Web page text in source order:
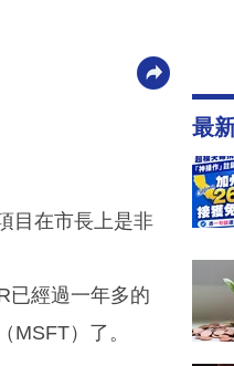
目在市長上是非
已經過一年多的
）了。
最